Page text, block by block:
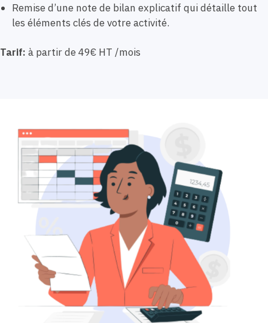
Remise d’une note de bilan explicatif qui détaille tout
les éléments clés de votre activité.
Tarif: à partir de 49€ HT /mois